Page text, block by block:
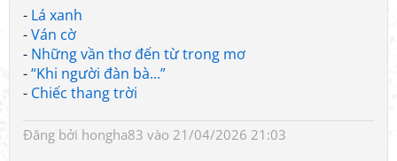
- Lá xanh
-Ván cờ
- Những vần thơ đến từ trong mơ
-“Khi người đàn bà...”
- Chiếc thang trời
Đăng bởi hongha83 vào 21/04/2026 21:03